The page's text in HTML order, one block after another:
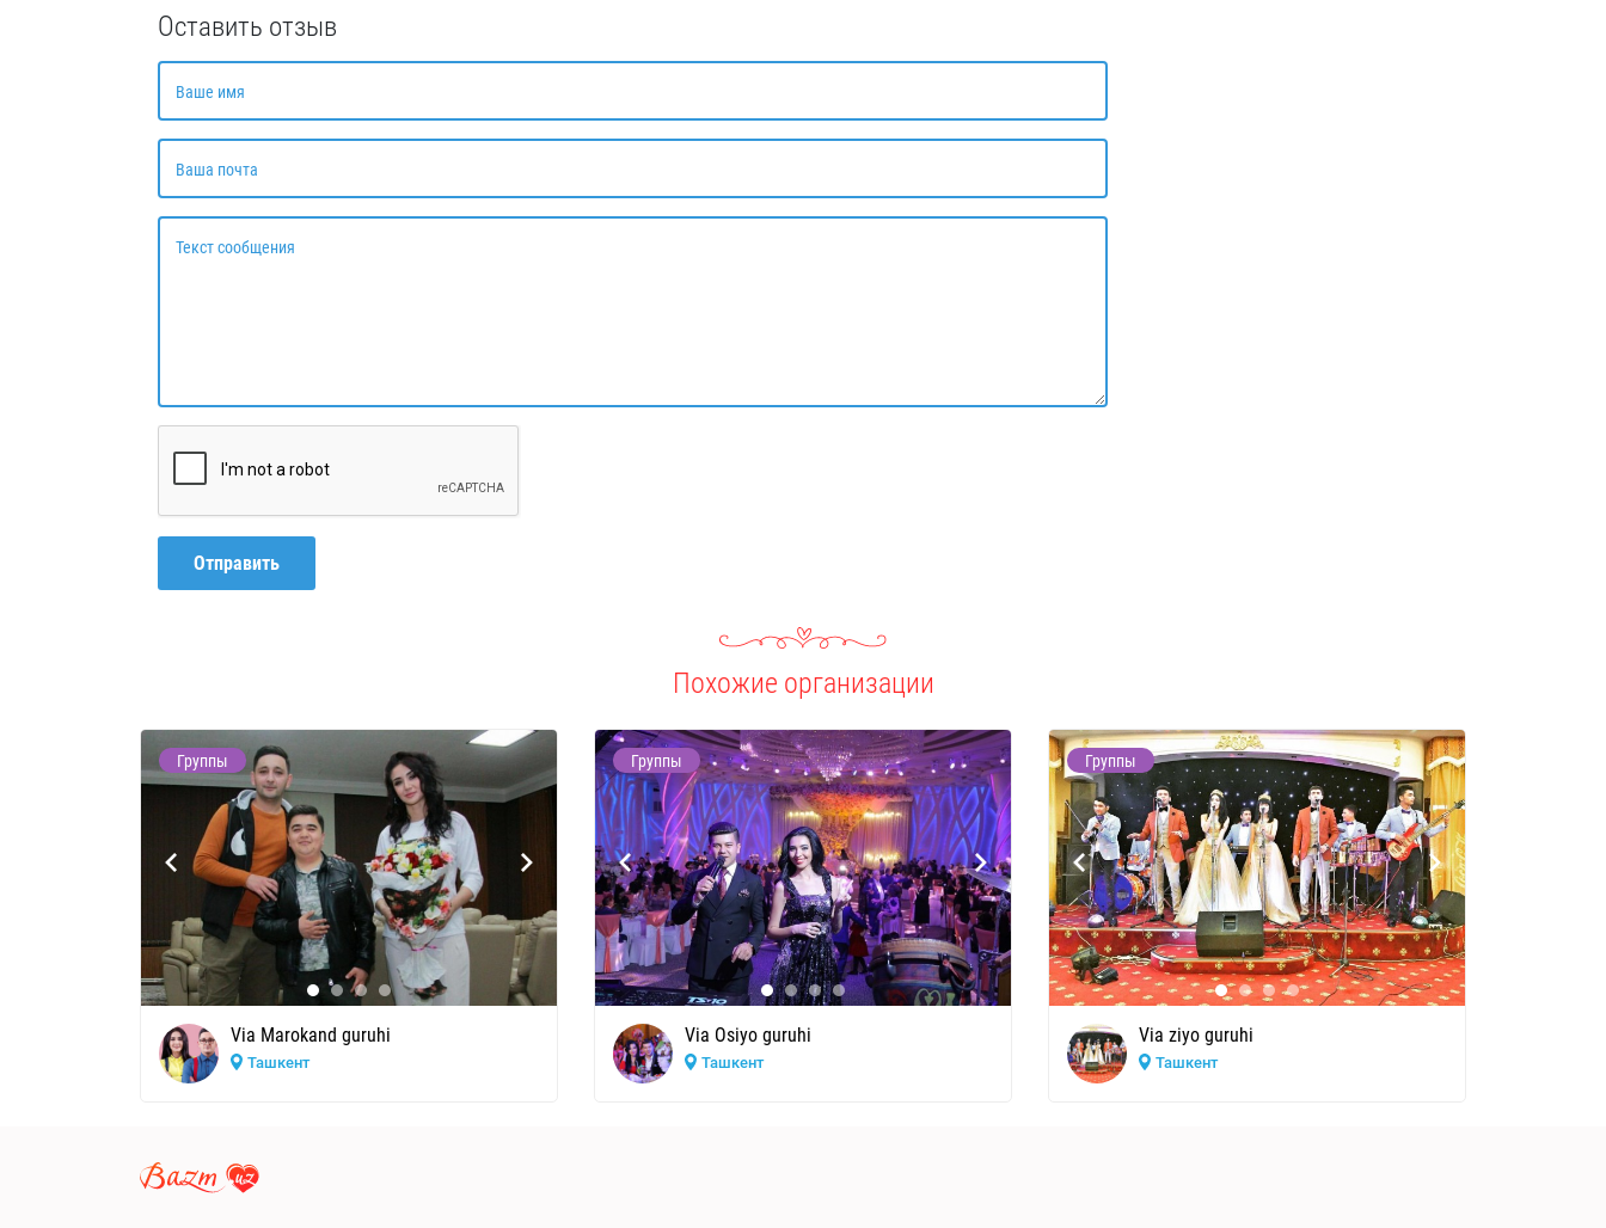
Оставить отзыв
Ваше имя
Ваша почта
Текст сообщения
Отправить
Похожие организации
Группы
Via Marokand guruhi
Ташкент
Группы
Via Osiyo guruhi
Ташкент
Группы
Via ziyo guruhi
Ташкент